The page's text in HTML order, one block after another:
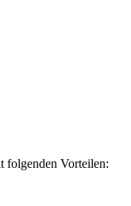
folgenden Vorteilen: